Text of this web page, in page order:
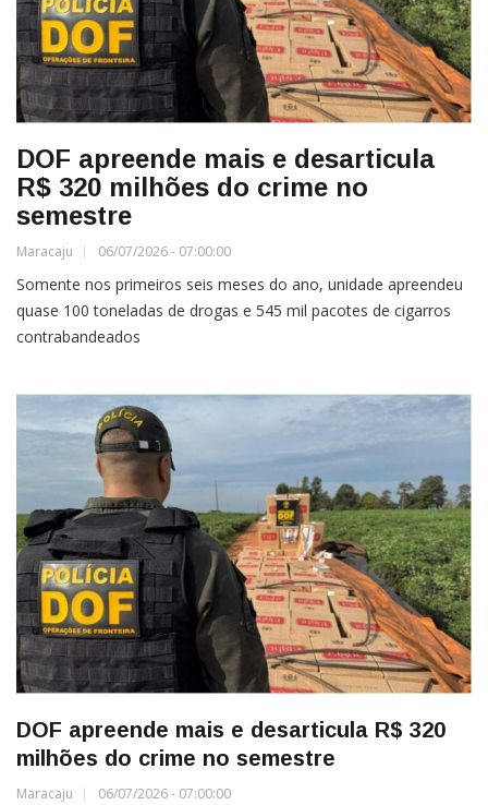
DOF apreende mais e desarticula
R$ 320 milhões do crime no
semestre
Maracaju 06/07/2026 - 07:00:00
Somente nos primeiros seis meses do ano, unidade apreendeu
quase 100 toneladas de drogas e 545 mil pacotes de cigarros
contrabandeados
DOF apreende mais e desarticula R$ 320
milhões do crime no semestre
Maracaju 06/07/2026 - 07:00:00